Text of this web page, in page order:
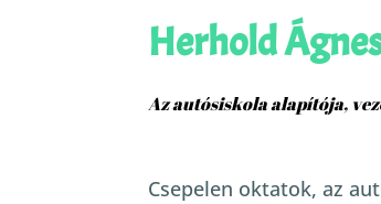
Herhold
Az autósiskola alapítója,
Csepelen oktatok, az